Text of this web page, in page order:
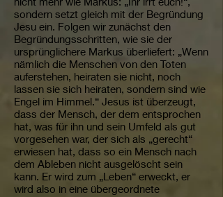
sondern setzt gleich mit der Begründung
Jesu ein. Folgen wir zunächst den
Begründungsschritten, wie sie der
ursprünglichere Markus überliefert: „Wenn
nämlich die Menschen von den Toten
auferstehen, heiraten sie nicht, noch
lassen sie sich heiraten, sondern sind wie
Engel im Himmel.“ Jesus ist überzeugt,
dass der Mensch, der dem entsprochen
hat, was für ihn und sein Umfeld als gut
vorgesehen war, der sich als „gerecht“
erwiesen hat, dass so ein Mensch nach
dem Ableben nicht ausgelöscht sein
kann. Er wird zum „Leben“ erweckt, er
wird also in eine übergeordnete